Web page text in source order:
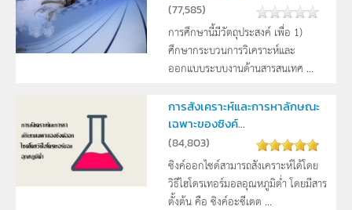
(77,585)
การศึกษานี้มีวัตถุประสงค์ เพื่อ 1)
ศึกษากระบวนการวิเคราะห์และ
ออกแบบระบบงานด้านสารสนเทศ ...
การสังเคราะห์และการหาลักษณะ
เฉพาะของซิงค์...
(84,803)
ซิงค์ออกไซด์สามารถสังเคราะห์ได้โดย
วิธีไฮโดรเทอร์มอลอุณหภูมิต่ำ โดยมีสาร
ตั้งต้น คือ ซิงค์อะซีเตต ...